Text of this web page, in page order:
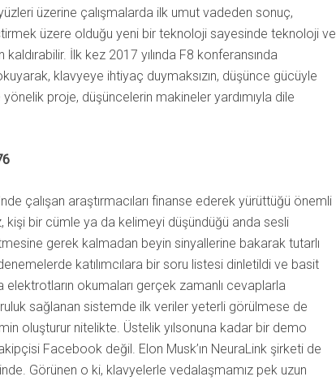
üzerine çalışmalarda ilk umut vadeden sonuç,
üzere olduğu yeni bir teknoloji sayesinde teknoloji ve
İlk kez 2017 yılında F8 konferansında
klavyeye ihtiyaç duymaksızın, düşünce gücüyle
proje, düşüncelerin makineler yardımıyla dile
çalışan araştırmacıları finanse ederek yürüttüğü önemli
kişi bir cümle ya da kelimeyi düşündüğü anda sesli
gerek kalmadan beyin sinyallerine bakarak tutarlı
katılımcılara bir soru listesi dinletildi ve basit
elektrotların okumaları gerçek zamanlı cevaplarla
sağlanan sistemde ilk veriler yeterli görülmese de
oluşturur nitelikte. Üstelik yılsonuna kadar bir demo
Facebook değil. Elon Musk’ın NeuraLink şirketi de
Görünen o ki, klavyelerle vedalaşmamız pek uzun